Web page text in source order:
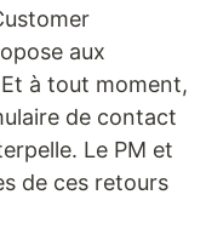
aux
à tout moment,
de contact
Le PM et
de ces retours